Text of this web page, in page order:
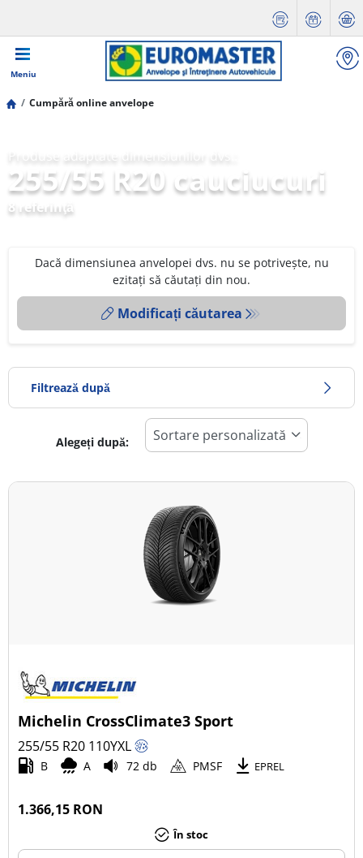
Meniu
Cumpără online anvelope
255/55 R20 cauciucuri
8 referinţă
Dacă dimensiunea anvelopei dvs. nu se potrivește, nu
ezitați să căutați din nou.
Modificați căutarea
Filtrează după
Toate tipurile (8)
Tip autovehicul
Toate tipurile (8)
Autoturism (4)
SUV (4)
Camionetă (0)
Rulotă autopropulsată (0)
Alegeți după:
Michelin CrossClimate3 Sport
255/55 R20 110YXL
B A 72 db PMSF EPREL
1.366,15 RON
În stoc